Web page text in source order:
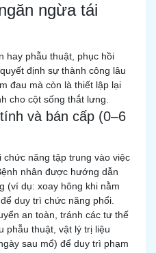
ngừa tái
hay phẫu thuật, phục hồi
định sự thành công lâu
đau mà còn là thiết lập lại
cho cột sống thắt lưng.
và bán cấp (0–6
chức năng tập trung vào việc
nhân được hướng dẫn
(ví dụ: xoay hông khi nằm
duy trì chức năng phổi.
an toàn, tránh các tư thế
phẫu thuật, vật lý trị liệu
sau mổ) để duy trì phạm